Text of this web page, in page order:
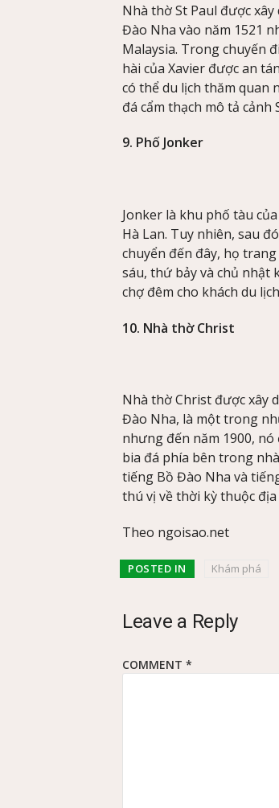
Nhà thờ St Paul được
Đào Nha vào năm 1521
Malaysia. Trong chuyến
hài của Xavier được an
có thể du lịch thăm quan
đá cẩm thạch mô tả cảnh
9. Phố Jonker
Jonker là khu phố tàu
Hà Lan. Tuy nhiên, sau
chuyển đến đây, họ
sáu, thứ bảy và chủ nhật
chợ đêm cho khách du
10. Nhà thờ Christ
Nhà thờ Christ được xây
Đào Nha, là một trong
nhưng đến năm 1900,
bia đá phía bên trong
tiếng Bồ Đào Nha và
thú vị về thời kỳ thuộc
Theo ngoisao.net
POSTED IN Khám phá
Leave a Reply
COMMENT *